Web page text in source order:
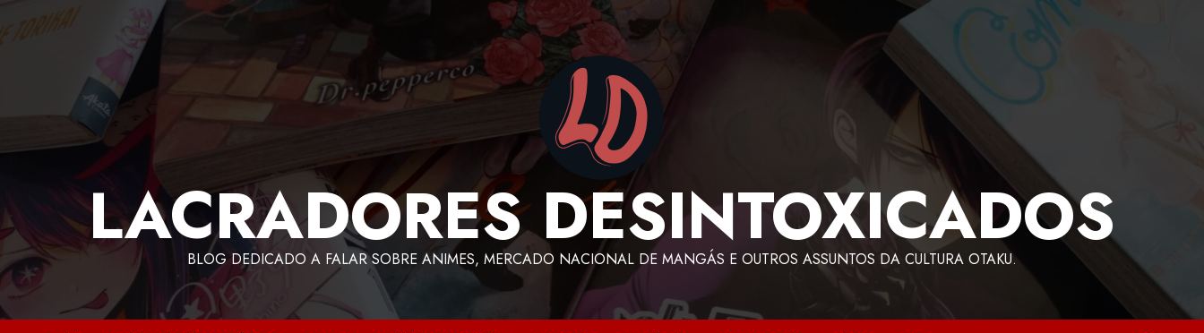
LACRADORES DESINTOXICADOS
BLOG DEDICADO A FALAR SOBRE ANIMES, MERCADO NACIONAL DE MANGÁS E OUTROS ASSUNTOS DA CULTURA OTAKU.